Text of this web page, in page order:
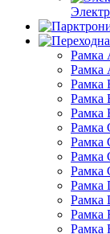
Рамка
Рамка
Рамка
Рамка
Рамка
Рамка
Рамка
Рамка
Рамка
Рамка
Рамка
Рамка
Рамка